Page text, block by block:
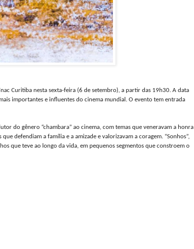
Curitiba nesta sexta-feira (6 de setembro), a partir das 19h30. A data
importantes e influentes do cinema mundial. O evento tem entrada
do gênero “chambara” ao cinema, com temas que veneravam a honra
defendiam a família e a amizade e valorizavam a coragem. “Sonhos”,
que teve ao longo da vida, em pequenos segmentos que constroem o